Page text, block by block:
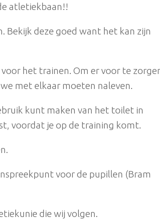
atletiekbaan!!
Bekijk deze goed want het kan zijn
het trainen. Om er voor te
met elkaar moeten naleven.
kunt maken van het toilet in
voordat je op de training komt.
voor de pupillen (Bram
die wij volgen.